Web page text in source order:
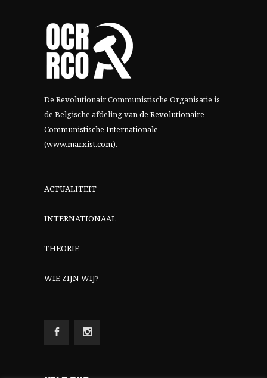
De Revolutionair Communistische Organisatie is
de Belgische afdeling vande Revolutionaire
Communistische Internationale
(www.marxist.com).
ACTUALITEIT
INTERNATIONAAL
THEORIE
WIE ZIJN WIJ?